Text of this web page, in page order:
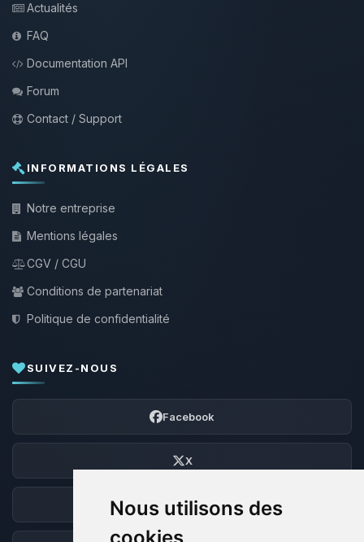
Nous utilisons des
Actualités
FAQ
Documentation API
Forum
Contact / Support
INFORMATIONS LÉGALES
Notre entreprise
Mentions légales
CGV / CGU
Conditions de partenariat
Politique de confidentialité
SUIVEZ-NOUS
Facebook
X
Discord